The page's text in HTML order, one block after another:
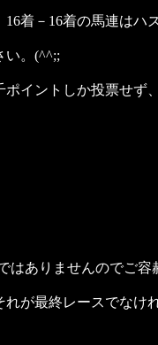
着－16着の馬連はハ
い。(^^;;
イントしか投票せず
はありませんのでご容
が最終レースでなけ